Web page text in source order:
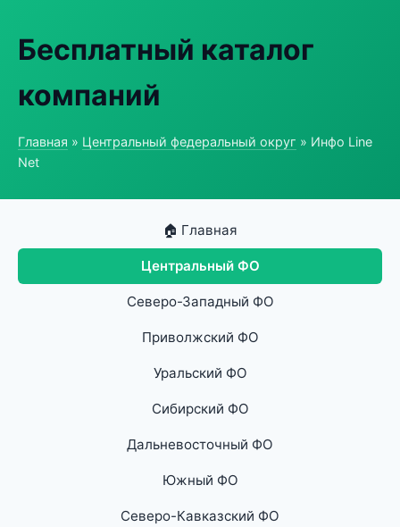
Бесплатный каталог
компаний
Главная » Центральный федеральный округ » Инфо Line
Net
🏠 Главная
Центральный ФО
Северо-Западный ФО
Приволжский ФО
Уральский ФО
Сибирский ФО
Дальневосточный ФО
Южный ФО
Северо-Кавказский ФО